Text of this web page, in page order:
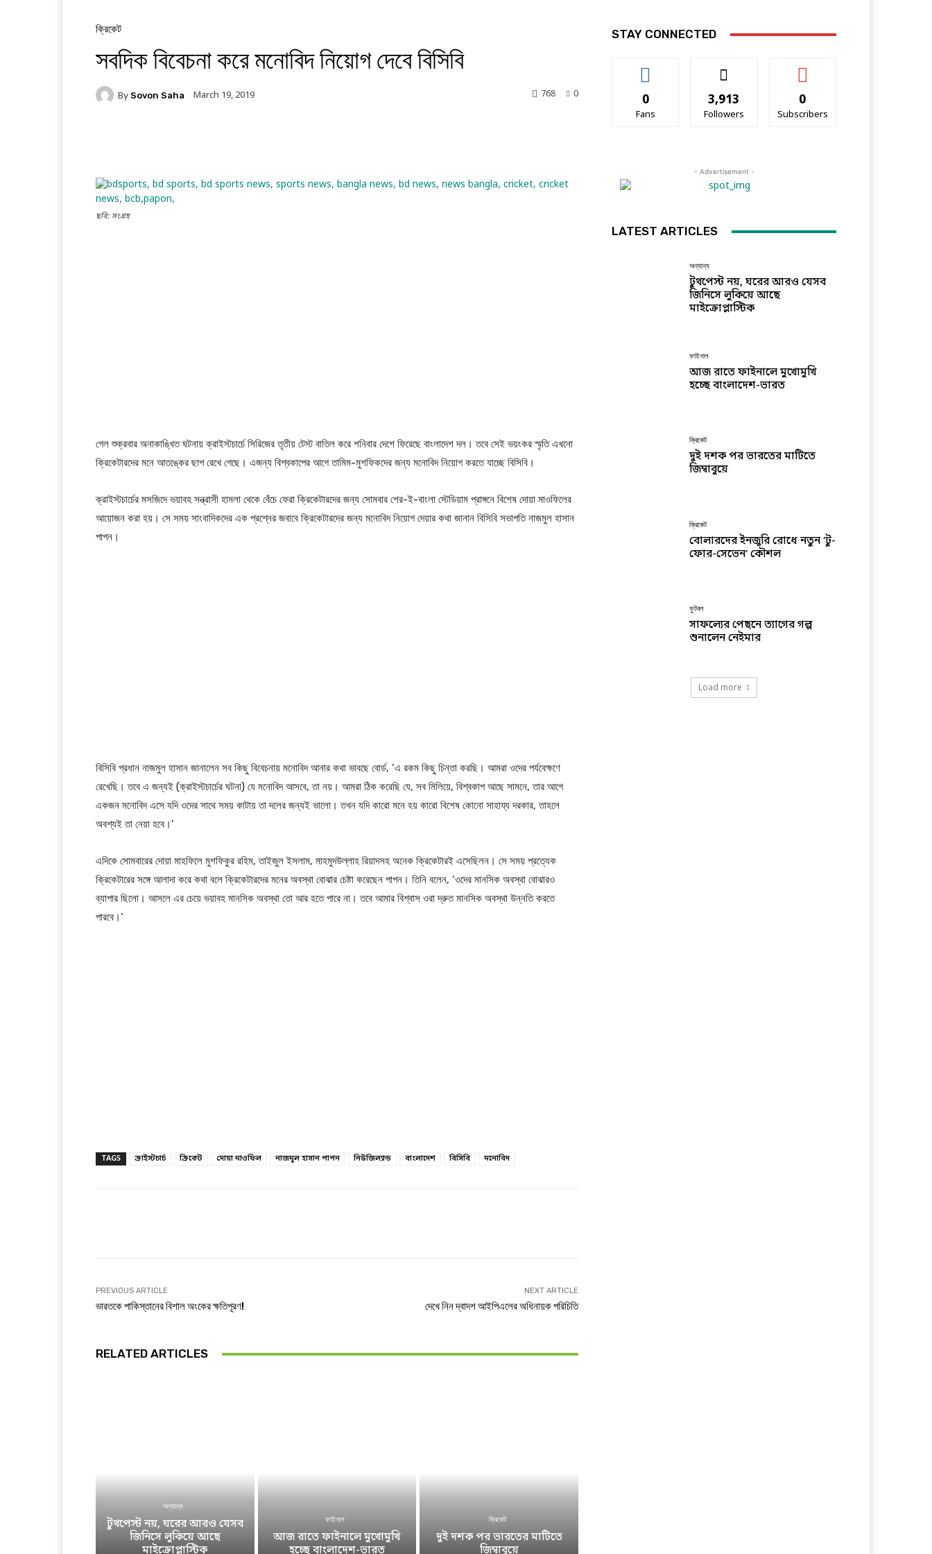
ক্রিকেট
সবদিক বিবেচনা করে মনোবিদ নিয়োগ দেবে বিসিবি
By Sovon Saha March 19, 2019 0
768
ছবি: সংগ্রহ
গেল শুক্রবার অনাকাঙ্খিত ঘটনায় ক্রাইস্টচার্চে সিরিজের তৃতীয় টেস্ট বাতিল করে শনিবার দেশে ফিরেছে বাংলাদেশ দল। তবে সেই ভয়ংকর স্মৃতি এখনো
ক্রিকেটারদের মনে আতঙ্কের ছাপ রেখে গেছে। এজন্য বিশ্বকাপের আগে তামিম-মুশফিকদের জন্য মনোবিদ নিয়োগ করতে যাচ্ছে বিসিবি।
ক্রাইস্টচার্চের মসজিদে ভয়াবহ সন্ত্রাসী হামলা থেকে বেঁচে ফেরা ক্রিকেটারদের জন্য সোমবার শের-ই-বাংলা স্টেডিয়াম প্রাঙ্গনে বিশেষ দোয়া মাওফিলের
আয়োজন করা হয়। সে সময় সাংবাদিকদের এক প্রশ্নের জবাবে ক্রিকেটারদের জন্য মনোবিদ নিয়োগ দেয়ার কথা জানান বিসিবি সভাপতি নাজমুল হাসান
পাপন।
বিসিবি প্রধান নাজমুল হাসান জানালেন সব কিছু বিবেচনায় মনোবিদ আনার কথা ভাবছে বোর্ড, ‘এ রকম কিছু চিন্তা করছি। আমরা ওদের পর্যবেক্ষণে
রেখেছি। তবে এ জন্যই (ক্রাইস্টচার্চের ঘটনা) যে মনোবিদ আসবে, তা নয়। আমরা ঠিক করেছি যে, সব মিলিয়ে, বিশ্বকাপ আছে সামনে, তার আগে
একজন মনোবিদ এসে যদি ওদের সাথে সময় কাটায় তা দলের জন্যই ভালো। তখন যদি কারো মনে হয় কারো বিশেষ কোনো সাহায্য দরকার, তাহলে
অবশ্যই তা নেয়া হবে।’
এদিকে সোমবারের দোয়া মাহফিলে মুশফিকুর রহিম, তাইজুল ইসলাম, মাহমুদউল্লাহ রিয়াদসহ অনেক ক্রিকেটারই এসেছিলন। সে সময় প্রত্যেক
ক্রিকেটারের সঙ্গে আলাদা করে কথা বলে ক্রিকেটারদের মনের অবস্থা বোঝার চেষ্টা করেছেন পাপন। তিনি বলেন, ‘ওদের মানসিক অবস্থা বোঝারও
ব্যাপার ছিলো। আসলে এর চেয়ে ভয়াবহ মানসিক অবস্থা তো আর হতে পারে না। তবে আমার বিশ্বাস ওরা দ্রুত মানসিক অবস্থা উন্নতি করতে
পারবে।’
TAGS ক্রাইস্টচার্চ ক্রিকেট দোয়া মাওফিল নাজমুল হাসান পাপন নিউজিল্যান্ড বাংলাদেশ বিসিবি মনোবিদ
PREVIOUS ARTICLE
ভারতকে পাকিস্তানের বিশাল অংকের ক্ষতিপূরণ!
NEXT ARTICLE
দেখে নিন দ্বাদশ আইপিএলের অধিনায়ক পরিচিতি
RELATED ARTICLES
অন্যান্য
টুথপেস্ট নয়, ঘরের আরও যেসব
জিনিসে লুকিয়ে আছে
মাইক্রোপ্লাস্টিক
ফাইনাল
আজ রাতে ফাইনালে মুখোমুখি
হচ্ছে বাংলাদেশ-ভারত
ক্রিকেট
দুই দশক পর ভারতের মাটিতে
জিম্বাবুয়ে
STAY CONNECTED
0
Fans
3,913
Followers
0
Subscribers
- Advertisement -
LATEST ARTICLES
অন্যান্য
টুথপেস্ট নয়, ঘরের আরও যেসব
জিনিসে লুকিয়ে আছে
মাইক্রোপ্লাস্টিক
ফাইনাল
আজ রাতে ফাইনালে মুখোমুখি
হচ্ছে বাংলাদেশ-ভারত
ক্রিকেট
দুই দশক পর ভারতের মাটিতে
জিম্বাবুয়ে
ক্রিকেট
বোলারদের ইনজুরি রোধে নতুন ‘টু-
ফোর-সেভেন’ কৌশল
ফুটবল
সাফল্যের পেছনে ত্যাগের গল্প
শুনালেন নেইমার
Load more